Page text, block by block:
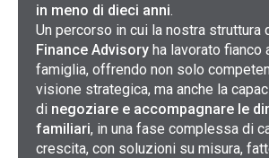
in meno di dieci anni.
Un percorso in cui la nostra struttura
Finance Advisory ha lavorato fianco
famiglia, offrendo non solo
visione strategica, ma anche la
di negoziare e accompagnare le
familiari, in una fase complessa di
crescita, con soluzioni su misura,